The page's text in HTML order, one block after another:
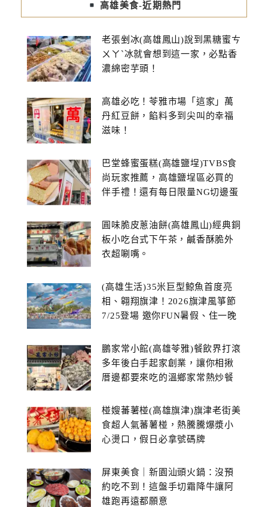
高雄美食-近期熱門
老張剉冰(高雄鳳山)說到黑糖蜜ㄘ
ㄨㄚˋ冰就會想到這一家，必點香
濃綿密芋頭！
高雄必吃！苓雅市場「這家」萬
丹紅豆餅，餡料多到尖叫的幸福
滋味！
巴堂蜂蜜蛋糕(高雄鹽埕)TVBS食
尚玩家推薦，高雄鹽埕區必買的
伴手禮！還有每日限量NG切邊蛋
圓味脆皮蔥油餅(高雄鳳山)經典銅
板小吃台式下午茶，鹹香酥脆外
衣超唰嘴。
(高雄生活)35米巨型鯨魚首度亮
相、翱翔旗津！2026旗津風箏節
7/25登場 邀你FUN暑假、住一晚
鵬家常小館(高雄苓雅)餐飲界打滾
多年後白手起家創業，讓你相揪
厝邊都要來吃的溫鄉家常熱炒餐
椪嫂蕃薯椪(高雄旗津)旗津老街美
食超人氣蕃薯椪，熱騰騰爆漿小
心燙口，假日必拿號碼牌
屏東美食｜新園汕頭火鍋：沒預
約吃不到！這盤手切霜降牛讓阿
雄跑再遠都願意